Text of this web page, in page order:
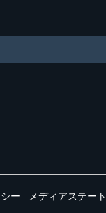
ー メディアステー